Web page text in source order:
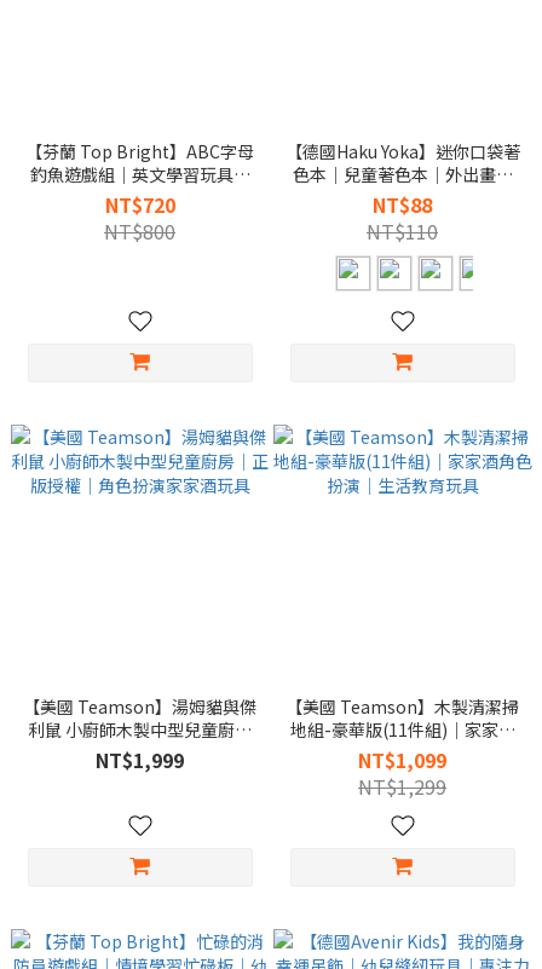
【芬蘭 Top Bright】ABC字母
釣魚遊戲組｜英文學習玩具｜
磁力釣魚
NT$720
NT$800
【德國Haku Yoka】迷你口袋著
色本｜兒童著色本｜外出畫畫
玩具
NT$88
NT$110
【美國 Teamson】湯姆貓與傑
利鼠 小廚師木製中型兒童廚房
｜正版授權｜角色扮演家家酒
玩具
NT$1,999
【美國 Teamson】木製清潔掃
地組-豪華版(11件組)｜家家酒
角色扮演｜生活教育玩具
NT$1,099
NT$1,299